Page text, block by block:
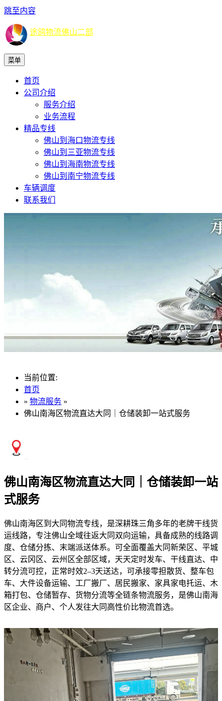
跳至内容
途鸽物流佛山二部
菜单
首页
公司介绍
服务介绍
业务流程
精品专线
佛山到海口物流专线
佛山到三亚物流专线
佛山到海南物流专线
佛山到南宁物流专线
车辆调度
联系我们
当前位置:
首页
» 物流服务 »
佛山南海区物流直达大同｜仓储装卸一站式服务
佛山南海区物流直达大同｜仓储装卸一站
式服务
佛山南海区到大同物流专线，是深耕珠三角多年的老牌干线货
运线路，专注佛山全域往返大同双向运输，具备成熟的线路调
度、仓储分拣、末端派送体系。可全面覆盖大同新荣区、平城
区、云冈区、云州区全部区域，天天定时发车、干线直达、中
转分流可控，正常时效2–3天送达，可承接零担散货、整车包
车、大件设备运输、工厂搬厂、居民搬家、家具家电托运、木
箱打包、仓储暂存、货物分流等全链条物流服务，是佛山南海
区企业、商户、个人发往大同高性价比物流首选。